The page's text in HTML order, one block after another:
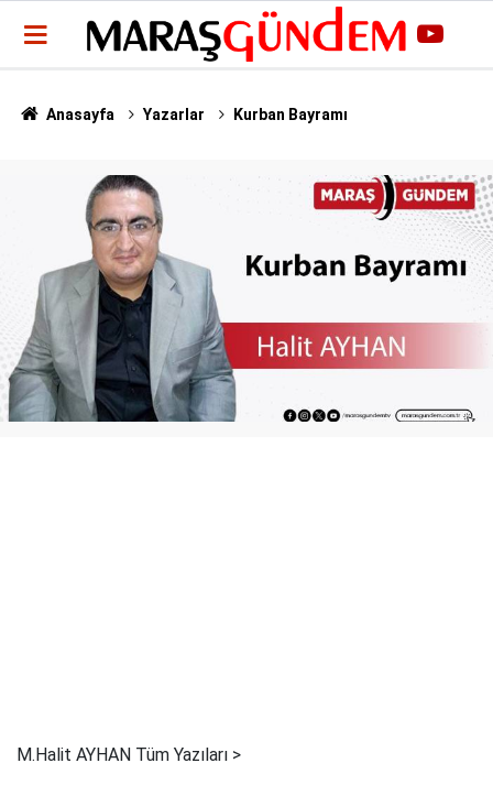
Anasayfa Yazarlar Kurban Bayramı
M.Halit AYHAN Tüm Yazıları >